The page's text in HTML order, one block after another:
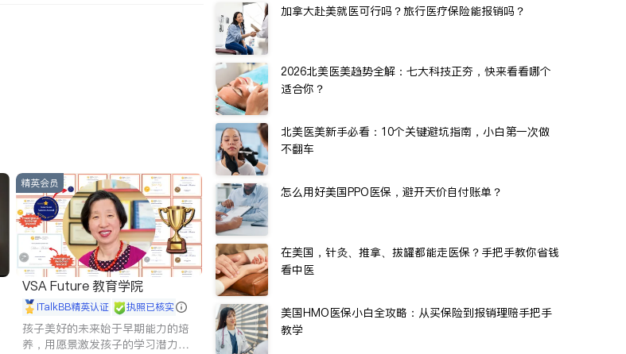
精英会员
VSA Future 教育学院
iTalkBB精英认证 执照已核实
孩子美好的未来始于早期能力的培
养，用愿景激发孩子的学习潜力和
加拿大赴美就医可行吗？旅行医疗保险能报销吗？
2026北美医美趋势全解：七大科技正夯，快来看看哪个
适合你？
北美医美新手必看：10个关键避坑指南，小白第一次做
不翻车
怎么用好美国PPO医保，避开天价自付账单？
在美国，针灸、推拿、拔罐都能走医保？手把手教你省钱
看中医
美国HMO医保小白全攻略：从买保险到报销理赔手把手
教学